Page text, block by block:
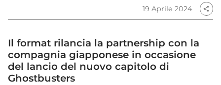
19 Aprile 2024 share
Il format rilancia la partnership con la
compagnia giapponese in occasione
del lancio del nuovo capitolo di
Ghostbusters